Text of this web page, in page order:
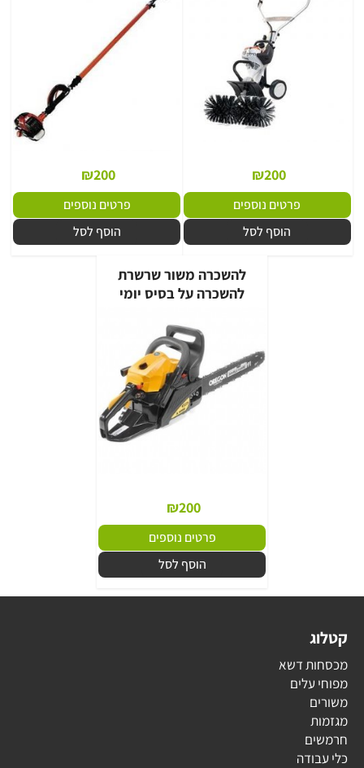
₪200
פרטים נוספים
הוסף לסל
₪200
פרטים נוספים
הוסף לסל
להשכרה משור שרשרת
להשכרה על בסיס יומי
₪200
פרטים נוספים
הוסף לסל
קטלוג
מכסחות דשא
מפוחי עלים
משורים
מגזמות
חרמשים
כלי עבודה